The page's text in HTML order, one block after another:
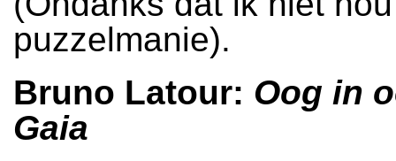
puzzelmanie).
Bruno Latour: Oog in
Gaia